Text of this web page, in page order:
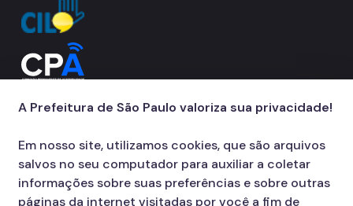
A Prefeitura de São Paulo valoriza sua privacidade!
Em nosso site, utilizamos cookies, que são arquivos
salvos no seu computador para auxiliar a coletar
informações sobre suas preferências e sobre outras
páginas da internet visitadas por você a fim de